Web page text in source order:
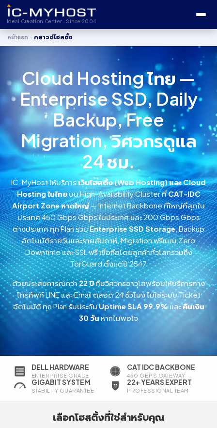
Ideal Creation Center · Since 2004
หน้าแรก › คลาวด์โฮสติ้ง
Cloud Hosting ไทย —
Enterprise SSD, Daily
Backup, Free
Migration, วิศวกรดูแล
24 ชม.
IC-MyHost ให้บริการ เว็บโฮสติ้ง (Web Hosting) และ Cloud
Hosting ในไทยบน High-Availability Cluster ที่CAT-IDC
Airport Zone หาดใหญ่— Internet Backbone ที่ใหญ่ที่สุดใน
ประเทศ 450 Gbps Gbps ในประเทศ และ 200 Gbps Gbps
ต่างประเทศ ทุก Plan รวมEnterprise SSD Storage, Backup
อัตโนมัติรายวันและรายสัปดาห์, Migration ฟรีแบบ Zero
Downtime และ SSL ฟรี เชื่อถือโดยลูกค้าทั่วโลกรวมถึง
TorGuard ตั้งแต่ปี 2547
ด้วยประสบการณ์กว่า 22 ปีทีมวิศวกรอาวุโสพร้อมให้บริการทาง
โทรศัพท์ LINE และ Email ตลอด 24 ชั่วโมง ไม่ใช่ระบบ Ticket
อัตโนมัติ ทุก Plan รับประกันUptime SLA 99.9%และคืนเงิน
30 วัน หากไม่พอใจ
DELL HARDWARE
ENTERPRISE GRADE
CAT IDC BACKBONE
450 GBPS GATEWAY
GIGABIT SYSTEM
STABILITY GUARANTEE
22+ YEARS EXPERT
PROFESSIONAL TEAM
เลือกโฮสติ้งที่ใช่สำหรับคุณ